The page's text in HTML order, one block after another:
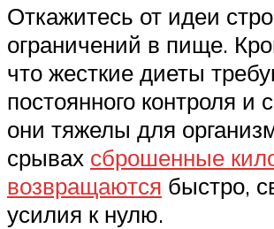
Откажитесь от идеи
ограничений в пище.
что жесткие диеты
постоянного контроля и
они тяжелы для
срывах сброшенные
возвращаются быстро,
усилия к нулю.